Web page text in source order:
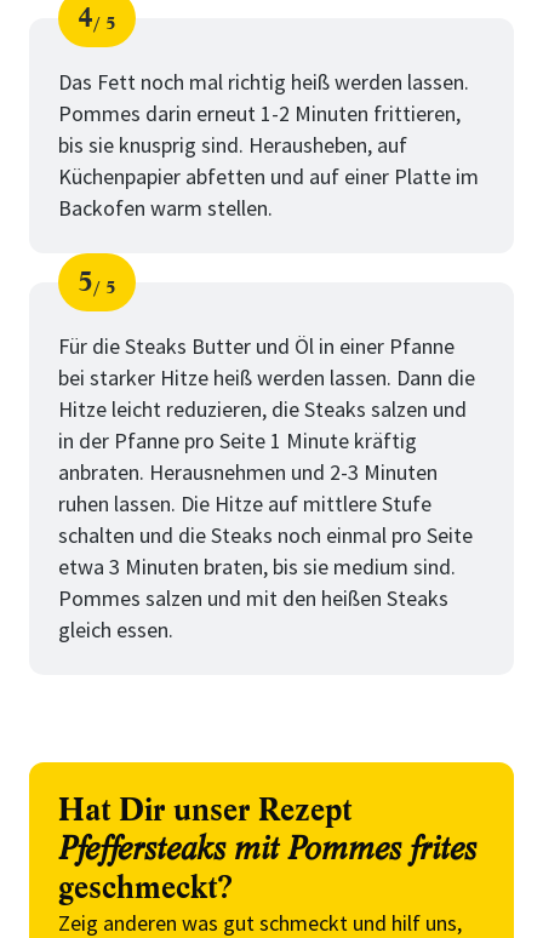
Schritt
4
von
5
Das Fett noch mal richtig heiß werden lassen.
Pommes darin erneut 1-2 Minuten frittieren,
bis sie knusprig sind. Herausheben, auf
Küchenpapier abfetten und auf einer Platte im
Backofen warm stellen.
Schritt
5
von
5
Für die Steaks Butter und Öl in einer Pfanne
bei starker Hitze heiß werden lassen. Dann die
Hitze leicht reduzieren, die Steaks salzen und
in der Pfanne pro Seite 1 Minute kräftig
anbraten. Herausnehmen und 2-3 Minuten
ruhen lassen. Die Hitze auf mittlere Stufe
schalten und die Steaks noch einmal pro Seite
etwa 3 Minuten braten, bis sie medium sind.
Pommes salzen und mit den heißen Steaks
gleich essen.
Hat Dir unser Rezept
Pfeffersteaks mit Pommes frites
geschmeckt?
Zeig anderen was gut schmeckt und hilf uns,